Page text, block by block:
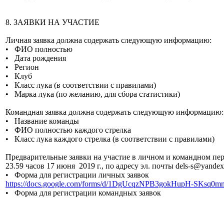
8. ЗАЯВКИ НА УЧАСТИЕ
Личная заявка должна содержать следующую информацию:
• ФИО полностью
• Дата рождения
• Регион
• Клуб
• Класс лука (в соответствии с правилами)
• Марка лука (по желанию, для сбора статистики)
Командная заявка должна содержать следующую информацию:
• Название команды
• ФИО полностью каждого стрелка
• Класс лука каждого стрелка (в соответствии с правилами)
Предварительные заявки на участие в личном и командном
23.59 часов 17 июня 2019 г., по адресу эл. почты dels-
• Форма для регистрации личных заявок
https://docs.google.com/forms/d/1DgUcqzNPB3gokHupH-
• Форма для регистрации командных заявок